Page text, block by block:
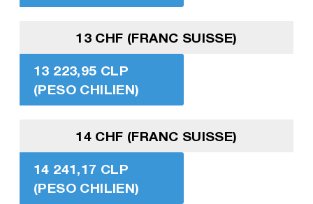
13 CHF (FRANC SUISSE)
13 223,95 CLP
(PESO CHILIEN)
14 CHF (FRANC SUISSE)
14 241,17 CLP
(PESO CHILIEN)